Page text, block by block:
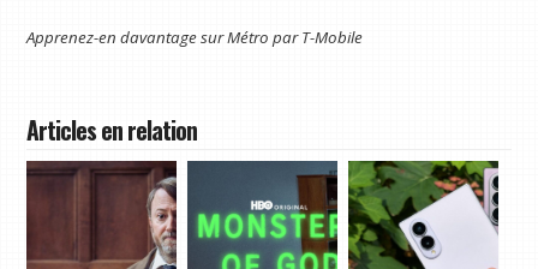
Apprenez-en davantage surMétro par T-Mobile
Articles en relation